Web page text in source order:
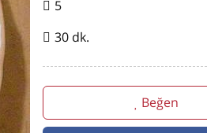
5
30 dk.
Beğen